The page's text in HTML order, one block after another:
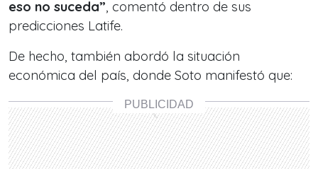
eso no suceda”, comentó dentro de sus
predicciones Latife.
De hecho, también abordó la situación
económica del país, donde Soto manifestó que: